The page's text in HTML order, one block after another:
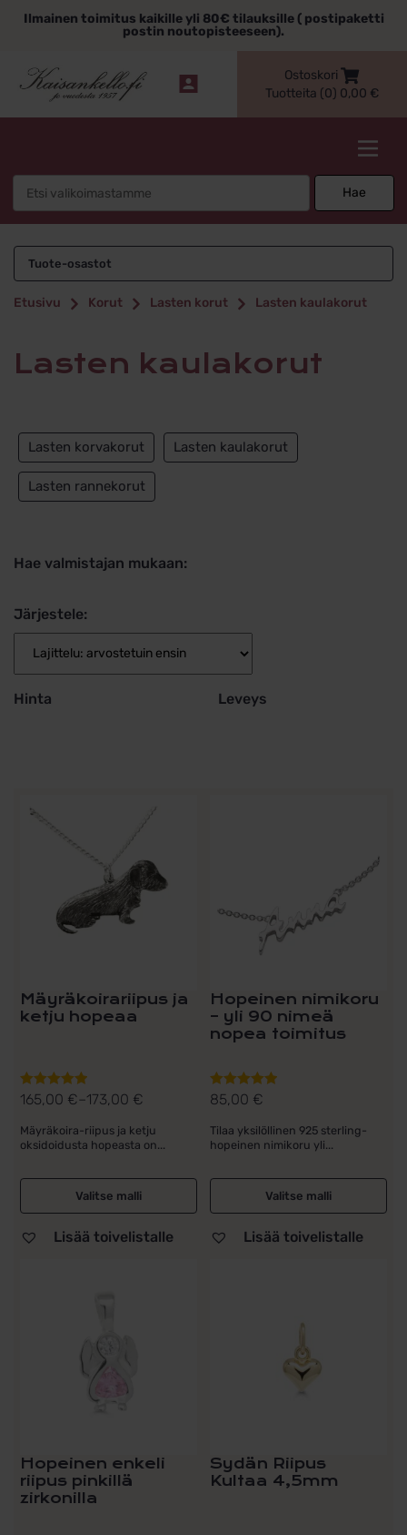
sisältöönIlmainen toimitus kaikille yli 80€ tilauksille ( postipaketti
postin noutopisteeseen).
Ostoskori
Tuotteita (0) 0,00 €
Hae
Lasten kaulakorut
Tuote-osastot
Etusivu Korut Lasten korut Lasten kaulakorut
Lasten kaulakorut
Lasten korvakorut Lasten kaulakorut
Lasten rannekorut
Hae valmistajan mukaan:
Järjestele:
Hinta Leveys
Mäyräkoirariipus ja
ketju hopeaa
Arvostelu
5.00 / 5
165,00 €–173,00 €
Hintaluokka:
165,00 €
-
173,00 €
Mäyräkoira-riipus ja ketju
oksidoidusta hopeasta on...
Valitse malli
tuotteella
valinnat
Lisää toivelistalle
Hopeinen nimikoru
– yli 90 nimeä
nopea toimitus
Arvostelu
5.00/ 5
85,00 €
Tilaa yksilöllinen 925 sterling-
hopeinen nimikoru yli...
Valitse malli
Lisää toivelistalle
Hopeinen enkeli
riipus pinkillä
zirkonilla
Sydän Riipus
Kultaa 4,5mm